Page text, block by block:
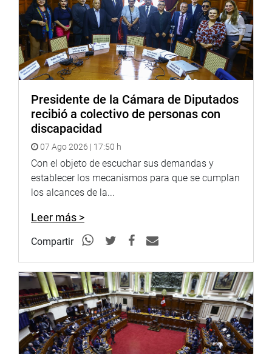
INTERPELACIÓN A BASOMBRÍO
La presidenta del Congreso también adelantó que
esta tarde el Pleno votará la admisión a debate la moción
de interpelación al ministro del Interior, Carlos Basombrío.
Agregó que, en cumplimiento de los plazos
establecidos en el Reglamento del Congreso, se está
citando a Basombrío para el próximo miércoles 21, a las
3 de la tarde, para que responda un pliego de 39
preguntas, entre ellas las referidas a “la seguridad
ciudadana que tanto preocupa a la ciudadanía”.
SITUACIÓN FRENTE AMPLIO
La titular del Parlamento también fue consultada sobre
los problemas internos en la bancada del Frente Amplio
(FA). Dijo que ha exhortado a sus integrantes a que
dialoguen a fin de que resuelvan sus diferencias, ya que
es la primera vez que se suscita un tema así, donde una
facción desconoce a su portavoz.
“Nosotros no podemos intervenir en sus problemas
Presidente de la Cámara de Diputados
recibió a colectivo de personas con
discapacidad
07 Ago 2026 | 17:50 h
Con el objeto de escuchar sus demandas y
establecer los mecanismos para que se cumplan
los alcances de la...
Leer más >
Compartir